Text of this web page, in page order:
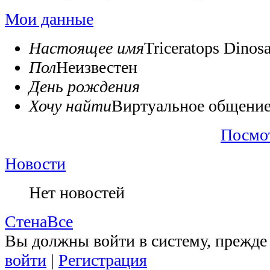
Мои данные
Настоящее имяTriceratops
ПолНеизвестен
День рождения
Хочу найтиВиртуальное
Новости
Нет новостей
СтенаВсе
Вы должны войти в систему,
войти | Регистрация